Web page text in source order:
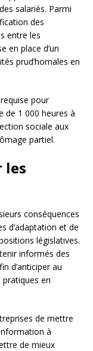
salariés. Parmi
des
entre les
en place d’un
prud’homales en
pour
de 1 000 heures à
sociale aux
partiel.
les
conséquences
d’adaptation et de
législatives.
informés des
d’anticiper au
pratiques en
de mettre
à
de mieux